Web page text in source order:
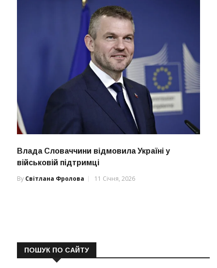
Влада Словаччини відмовила Україні у
військовій підтримці
By Світлана Фролова 11 Січня, 2026
ПОШУК ПО САЙТУ